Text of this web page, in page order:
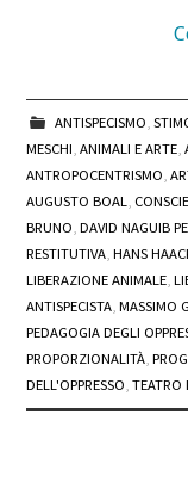
ANTISPECISMO,
MESCHI,ANIMALI E ARTE,
ANTROPOCENTRISMO,
AUGUSTO BOAL,
BRUNO,DAVID NAGUIB
RESTITUTIVA,HANS
LIBERAZIONE ANIMALE,
ANTISPECISTA,MASSIMO
PEDAGOGIA DEGLI
PROPORZIONALITÀ,
DELL'OPPRESSO,TEATRO